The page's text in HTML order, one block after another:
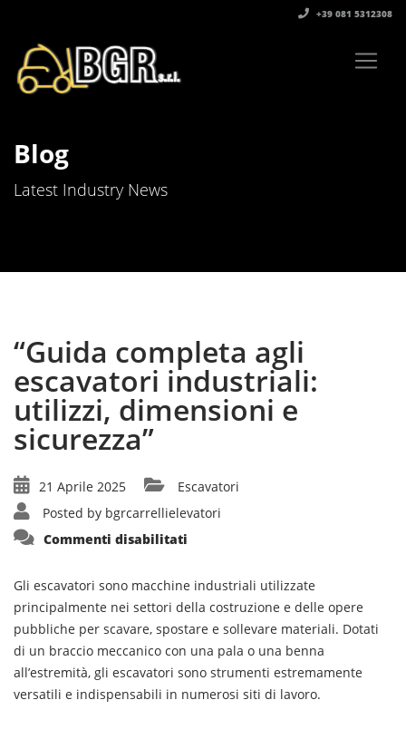
+39 081 5312308‬
Blog
Latest Industry News
“Guida completa agli
escavatori industriali:
utilizzi, dimensioni e
sicurezza”
21 Aprile 2025
Escavatori
Posted by bgrcarrellielevatori
Commenti disabilitati
escavatori
utilizzi,
dimensioni
e
sicurezza”
Gli escavatori sono macchine industriali utilizzate
principalmente nei settori della costruzione e delle opere
pubbliche per scavare, spostare e sollevare materiali. Dotati
di un braccio meccanico con una pala o una benna
all’estremità, gli escavatori sono strumenti estremamente
versatili e indispensabili in numerosi siti di lavoro.